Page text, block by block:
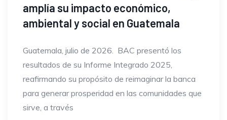
amplía su impacto económico,
ambiental y social en Guatemala
Guatemala, julio de 2026. BAC presentó los
resultados de su Informe Integrado 2025,
reafirmando su propósito de reimaginar la banca
para generar prosperidad en las comunidades que
sirve, a través